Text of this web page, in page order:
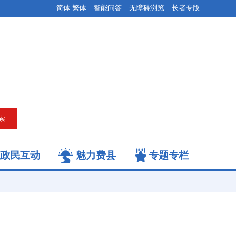
智能问答 无障碍浏览 长者专版
简体 繁体
政民互动 魅力费县 专题专栏